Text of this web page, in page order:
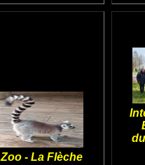
Zoo - La Flèche